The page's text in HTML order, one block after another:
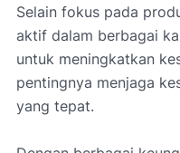
Selain fokus pada
aktif dalam berbagai
untuk meningkatkan
pentingnya menjaga
yang tepat.